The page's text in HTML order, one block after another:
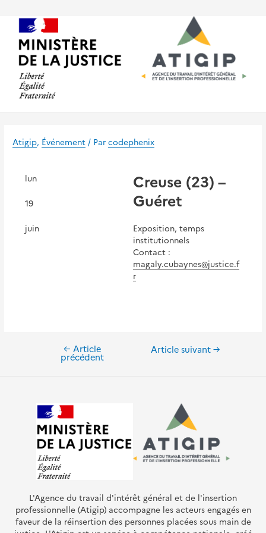
contenu
Atigip, Événement / Parcodephenix
lun
19
juin
Creuse (23) –
Guéret
Exposition, temps
institutionnels
Contact :
magaly.cubaynes@justice.f
r
Navigation
← Article
précédent
Article suivant→
L'Agence du travail d'intérêt général et de l'insertion
professionnelle (Atigip) accompagne les acteurs engagés en
faveur de la réinsertion des personnes placées sous main de